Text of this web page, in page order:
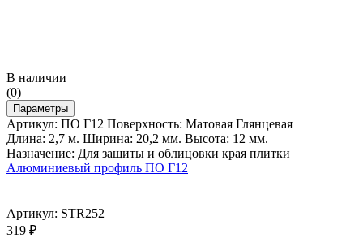
В наличии
(0)
Параметры
Артикул: ПО Г12 Поверхность: Матовая Глянцевая
Длина: 2,7 м. Ширина: 20,2 мм. Высота: 12 мм.
Назначение: Для защиты и облицовки края плитки
Алюминиевый профиль ПО Г12
Артикул: STR252
319 ₽